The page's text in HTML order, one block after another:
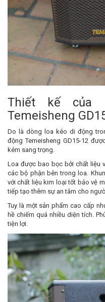
Thiết kế của
Temeisheng
Do là dòng loa kéo di động
động Temeisheng GD15-12
kém sang trọng.
Loa được bao bọc bởi chất liệu
các bộ phận bên trong loa.
với chất liệu kim loại tốt bảo vệ
tiếp tạo thêm sự an tâm cho
Tuy là một sản phẩm cao cấp
hề chiếm quá nhiều diện tích.
tiện lợi.